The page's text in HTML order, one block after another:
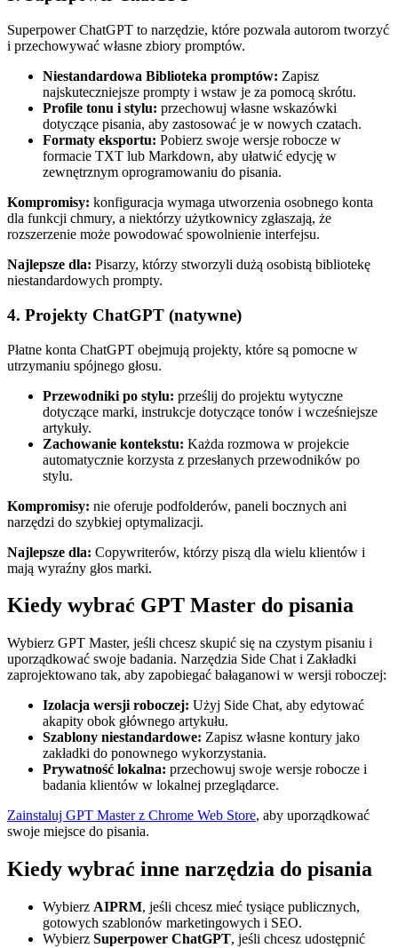
Superpower ChatGPT to narzędzie, które pozwala autorom tworzyć
i przechowywać własne zbiory promptów.
Niestandardowa Biblioteka promptów: Zapisz
najskuteczniejsze prompty i wstaw je za pomocą skrótu.
Profile tonu i stylu: przechowuj własne wskazówki
dotyczące pisania, aby zastosować je w nowych czatach.
Formaty eksportu: Pobierz swoje wersje robocze w
formacie TXT lub Markdown, aby ułatwić edycję w
zewnętrznym oprogramowaniu do pisania.
Kompromisy: konfiguracja wymaga utworzenia osobnego konta
dla funkcji chmury, a niektórzy użytkownicy zgłaszają, że
rozszerzenie może powodować spowolnienie interfejsu.
Najlepsze dla: Pisarzy, którzy stworzyli dużą osobistą bibliotekę
niestandardowych prompty.
4. Projekty ChatGPT (natywne)
Płatne konta ChatGPT obejmują projekty, które są pomocne w
utrzymaniu spójnego głosu.
Przewodniki po stylu: prześlij do projektu wytyczne
dotyczące marki, instrukcje dotyczące tonów i wcześniejsze
artykuły.
Zachowanie kontekstu: Każda rozmowa w projekcie
automatycznie korzysta z przesłanych przewodników po
stylu.
Kompromisy: nie oferuje podfolderów, paneli bocznych ani
narzędzi do szybkiej optymalizacji.
Najlepsze dla: Copywriterów, którzy piszą dla wielu klientów i
mają wyraźny głos marki.
Kiedy wybrać GPT Master do pisania
Wybierz GPT Master, jeśli chcesz skupić się na czystym pisaniu i
uporządkować swoje badania. Narzędzia Side Chat i Zakładki
zaprojektowano tak, aby zapobiegać bałaganowi w wersji roboczej:
Izolacja wersji roboczej: Użyj Side Chat, aby edytować
akapity obok głównego artykułu.
Szablony niestandardowe: Zapisz własne kontury jako
zakładki do ponownego wykorzystania.
Prywatność lokalna: przechowuj swoje wersje robocze i
badania klientów w lokalnej przeglądarce.
Zainstaluj GPT Master z Chrome Web Store, aby uporządkować
swoje miejsce do pisania.
Kiedy wybrać inne narzędzia do pisania
Wybierz AIPRM, jeśli chcesz mieć tysiące publicznych,
gotowych szablonów marketingowych i SEO.
Wybierz Superpower ChatGPT, jeśli chcesz udostępnić